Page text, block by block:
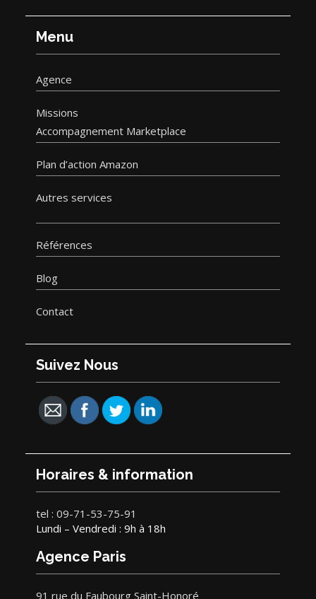
Menu
Agence
Missions
Accompagnement Marketplace
Plan d’action Amazon
Autres services
Références
Blog
Contact
Suivez Nous
Horaires & information
tel : 09-71-53-75-91
Lundi – Vendredi : 9h à 18h
Agence Paris
91 rue du Faubourg Saint-Honoré